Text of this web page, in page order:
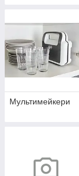
Мультимейкери